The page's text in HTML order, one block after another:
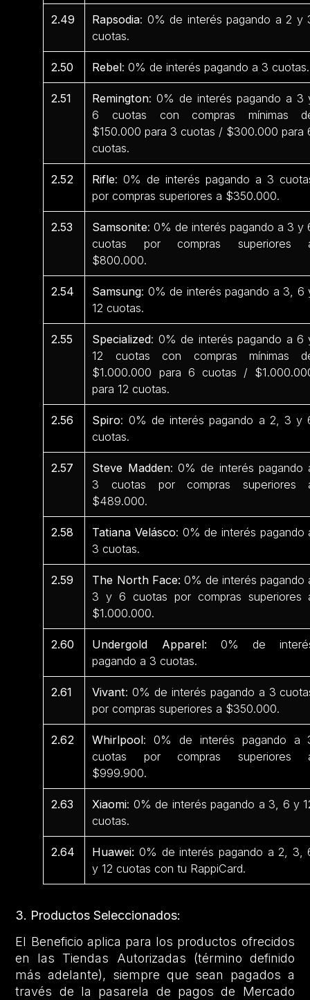
2.49 Rapsodia: 0% de interés pagando a 2 y
cuotas.
2.50 Rebel: 0% de interés pagando a 3 cuotas.
2.51 Remington: 0% de interés pagando a 3
6 cuotas con compras mínimas
$150.000 para 3 cuotas / $300.000 para
cuotas.
2.52 Rifle: 0% de interés pagando a 3
por compras superiores a $350.000.
2.53 Samsonite: 0% de interés pagando a 3 y
cuotas por compras superiores
$800.000.
2.54 Samsung: 0% de interés pagando a 3, 6
12 cuotas.
2.55 Specialized: 0% de interés pagando a 6
12 cuotas con compras mínimas
$1.000.000 para 6 cuotas /
para 12 cuotas.
2.56 Spiro: 0% de interés pagando a 2, 3 y
cuotas.
2.57 Steve Madden: 0% de interés pagando
3 cuotas por compras superiores
$489.000.
2.58 Tatiana Velásco: 0% de interés pagando
3 cuotas.
2.59 The North Face: 0% de interés pagando
3 y 6 cuotas por compras superiores
$1.000.000.
2.60 Undergold Apparel: 0% de
pagando a 3 cuotas.
2.61 Vivant: 0% de interés pagando a 3
por compras superiores a $350.000.
2.62 Whirlpool: 0% de interés pagando a
cuotas por compras superiores
$999.900.
2.63 Xiaomi: 0% de interés pagando a 3, 6 y
cuotas.
2.64 Huawei: 0% de interés pagando a 2, 3,
y 12 cuotas con tu RappiCard.
3. Productos Seleccionados:
El Beneficio aplica para los productos ofrecidos
en las Tiendas Autorizadas (término definido
más adelante), siempre que sean pagados a
través de la pasarela de pagos de Mercado